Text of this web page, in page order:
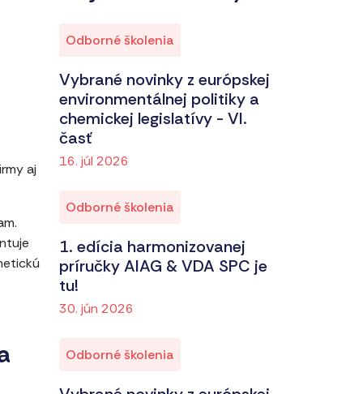
aj
Odborné školenia
Vybrané novinky z európskej
environmentálnej politiky a
chemickej legislatívy - VI.
časť
16. júl 2026
Odborné školenia
1. edícia harmonizovanej
príručky AIAG & VDA SPC je
tu!
30. jún 2026
Odborné školenia